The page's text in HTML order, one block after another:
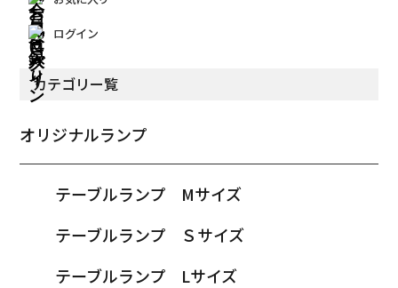
ログイン
カテゴリー覧
オリジナルランプ
テーブルランプ Mサイズ
テーブルランプ Ｓサイズ
テーブルランプ Lサイズ